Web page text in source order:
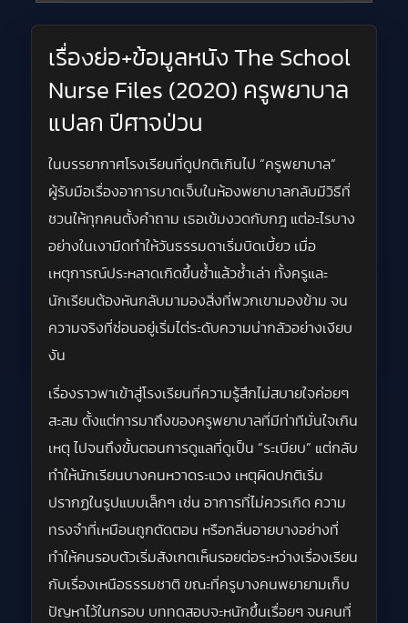
เรื่องย่อ+ข้อมูลหนัง The School
Nurse Files (2020) ครูพยาบาล
แปลก ปีศาจป่วน
ในบรรยากาศโรงเรียนที่ดูปกติเกินไป “ครูพยาบาล”
ผู้รับมือเรื่องอาการบาดเจ็บในห้องพยาบาลกลับมีวิธีที่
ชวนให้ทุกคนตั้งคำถาม เธอเข้มงวดกับกฎ แต่อะไรบาง
อย่างในเงามืดทำให้วันธรรมดาเริ่มบิดเบี้ยว เมื่อ
เหตุการณ์ประหลาดเกิดขึ้นซ้ำแล้วซ้ำเล่า ทั้งครูและ
นักเรียนต้องหันกลับมามองสิ่งที่พวกเขามองข้าม จน
ความจริงที่ซ่อนอยู่เริ่มไต่ระดับความน่ากลัวอย่างเงียบ
งัน
เรื่องราวพาเข้าสู่โรงเรียนที่ความรู้สึกไม่สบายใจค่อยๆ
สะสม ตั้งแต่การมาถึงของครูพยาบาลที่มีท่าทีมั่นใจเกิน
เหตุ ไปจนถึงขั้นตอนการดูแลที่ดูเป็น “ระเบียบ” แต่กลับ
ทำให้นักเรียนบางคนหวาดระแวง เหตุผิดปกติเริ่ม
ปรากฏในรูปแบบเล็กๆ เช่น อาการที่ไม่ควรเกิด ความ
ทรงจำที่เหมือนถูกตัดตอน หรือกลิ่นอายบางอย่างที่
ทำให้คนรอบตัวเริ่มสังเกตเห็นรอยต่อระหว่างเรื่องเรียน
กับเรื่องเหนือธรรมชาติ ขณะที่ครูบางคนพยายามเก็บ
ปัญหาไว้ในกรอบ บททดสอบจะหนักขึ้นเรื่อยๆ จนคนที่